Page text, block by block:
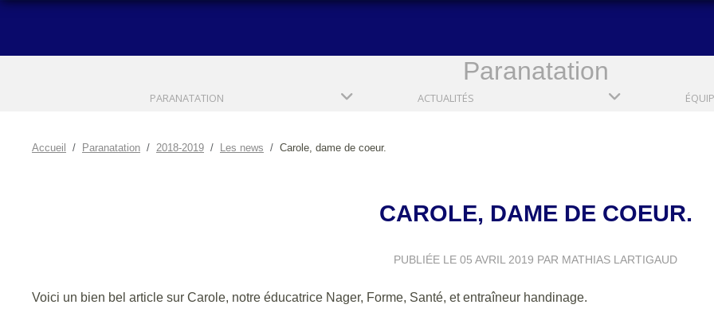
Paranatation
PARANATATION ACTUALITÉS
Accueil Paranatation 2018-2019 Les news Carole, dame de coeur.
CAROLE, DAME DE COEUR.
PUBLIÉE LE 05 AVRIL 2019 PAR MATHIAS LARTIGAUD
Voici un bien bel article sur Carole, notre éducatrice Nager, Forme, Santé, et entraîneur handinage.